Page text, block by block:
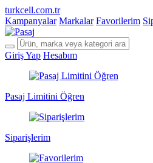
turkcell.com.tr
Kampanyalar Markalar Favorilerim
Giriş Yap Hesabım
Pasaj Limitini Öğren
Siparişlerim